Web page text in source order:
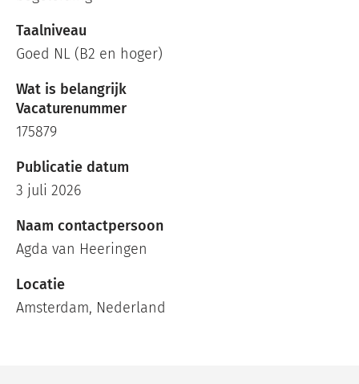
Taalniveau
Goed NL (B2 en hoger)
Wat is belangrijk
Vacaturenummer
175879
Publicatie datum
3 juli 2026
Naam contactpersoon
Agda van Heeringen
Locatie
Amsterdam, Nederland